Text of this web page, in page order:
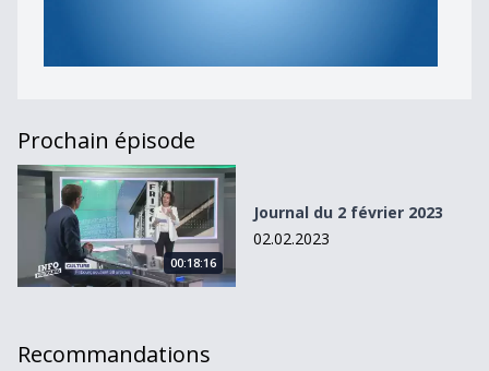
Prochain épisode
Journal du 2 février 2023
00:18:16
Journal du 2 février 2023
02.02.2023
Recommandations